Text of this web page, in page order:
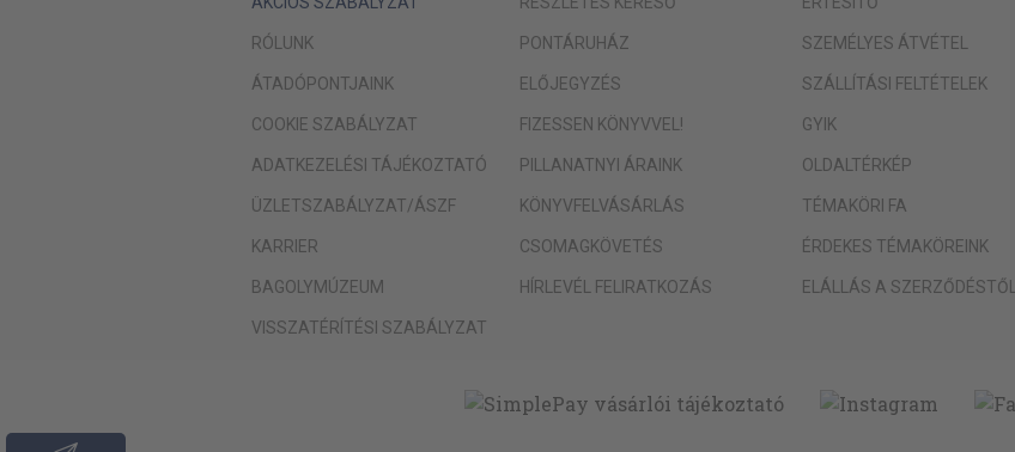
RÓLUNK
ÁTADÓPONTJAINK
COOKIE SZABÁLYZAT
ADATKEZELÉSI TÁJÉKOZTATÓ
ÜZLETSZABÁLYZAT/ÁSZF
KARRIER
BAGOLYMÚZEUM
VISSZATÉRÍTÉSI SZABÁLYZAT
PONTÁRUHÁZ
ELŐJEGYZÉS
FIZESSEN KÖNYVVEL!
PILLANATNYI ÁRAINK
KÖNYVFELVÁSÁRLÁS
CSOMAGKÖVETÉS
HÍRLEVÉL FELIRATKOZÁS
SZEMÉLYES ÁTVÉTEL
SZÁLLÍTÁSI FELTÉTELEK
GYIK
OLDALTÉRKÉP
TÉMAKÖRI FA
ÉRDEKES TÉMAKÖREINK
ELÁLLÁS A SZERZŐDÉSTŐL